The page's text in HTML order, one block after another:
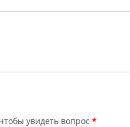
*